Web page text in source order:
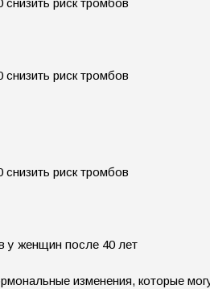
у женщин после 40 лет
изменения, которые